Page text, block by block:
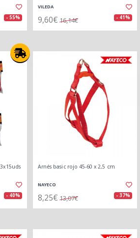
- 55%
VILEDA
9,60€ 16,14€ - 41%
- 40%
Arnés basic rojo 45-60 x 2,5 cm
NAYECO
8,25€ 13,07€ - 37%